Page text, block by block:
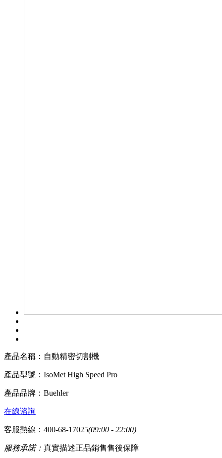
產品名稱： 自動精密切割機
產品型號： IsoMet High Speed Pro
產品品牌： Buehler
在線谘詢
客服熱線：400-68-17025(09:00 - 22:00)
服務承諾： 真實描述正品銷售售後保障